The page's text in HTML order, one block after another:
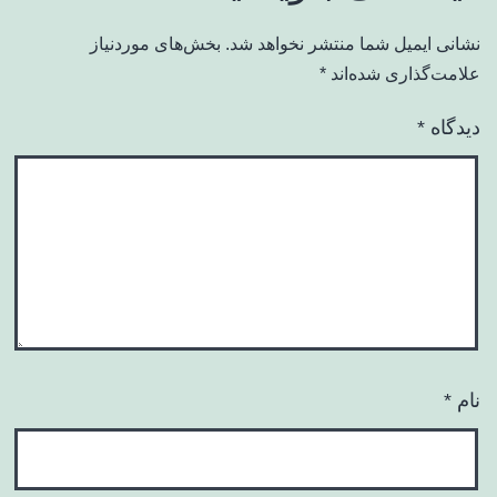
نشانی ایمیل شما منتشر نخواهد شد. بخش‌های موردنیاز
علامت‌گذاری شده‌اند *
دیدگاه *
نام *